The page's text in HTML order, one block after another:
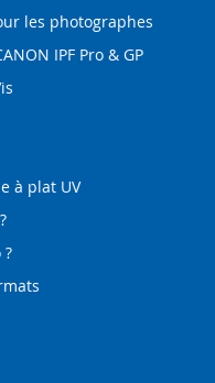
les photographes
IPF Pro & GP
à plat UV